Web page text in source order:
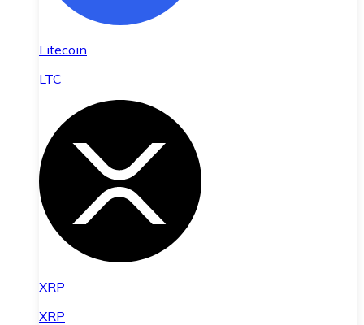
Litecoin
LTC
XRP
XRP